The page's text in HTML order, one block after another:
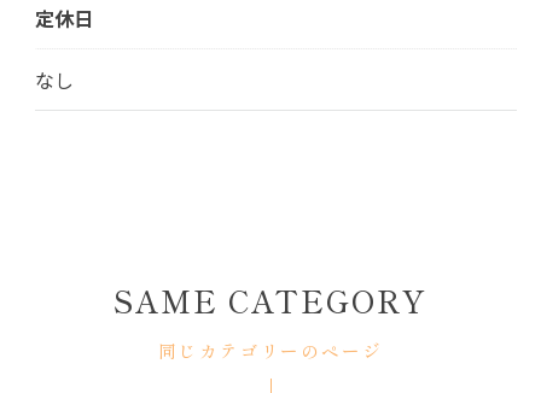
定休日
なし
同じカテゴリーのページ
SAME CATEGORY